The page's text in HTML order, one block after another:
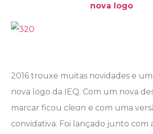
nova logo
2016 trouxe muitas novidades e
nova logo da IEQ. Com um nova
marcar ficouclean e com uma
convidativa. Foi lançado junto com